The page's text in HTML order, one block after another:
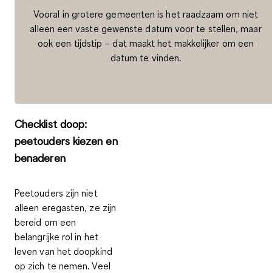
Vooral in grotere gemeenten is het raadzaam om niet
alleen een vaste gewenste datum voor te stellen, maar
ook een tijdstip – dat maakt het makkelijker om een
datum te vinden.
Checklist doop:
peetouders kiezen en
benaderen
Peetouders zijn niet
alleen eregasten, ze zijn
bereid om een
belangrijke rol in het
leven van het doopkind
op zich te nemen. Veel